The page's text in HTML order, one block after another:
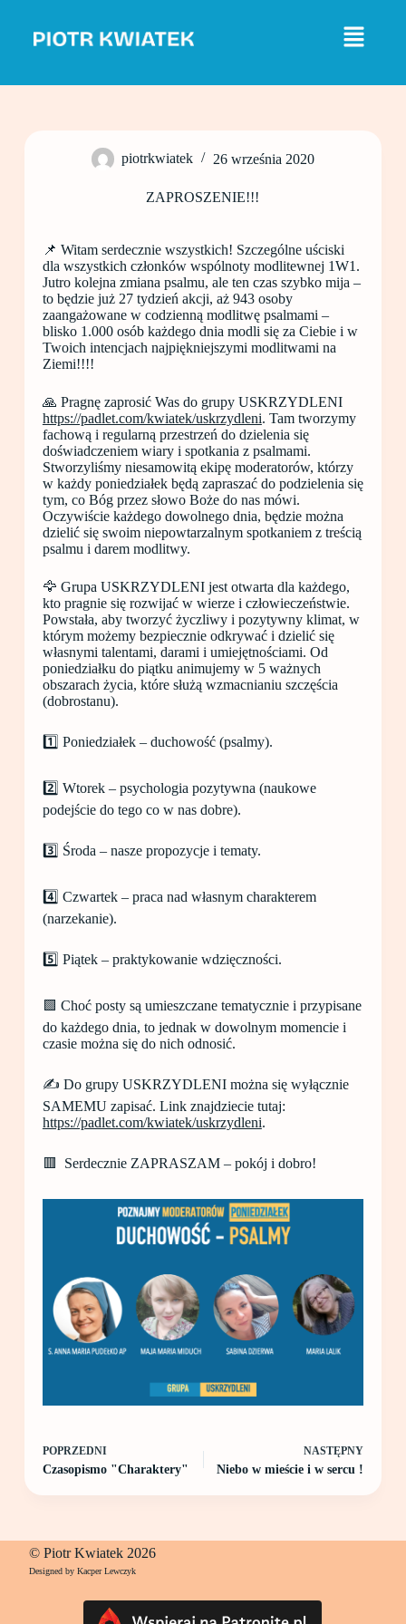
j
piotrkwiatek 26 września 2020
ZAPROSZENIE!!!
📌 Witam serdecznie wszystkich! Szczególne uściski
dla wszystkich członków wspólnoty modlitewnej 1W1.
Jutro kolejna zmiana psalmu, ale ten czas szybko mija –
to będzie już 27 tydzień akcji, aż 943 osoby
zaangażowane w codzienną modlitwę psalmami –
blisko 1.000 osób każdego dnia modli się za Ciebie i w
Twoich intencjach najpiękniejszymi modlitwami na
Ziemi!!!!
🙏 Pragnę zaprosić Was do grupy USKRZYDLENI
https://padlet.com/kwiatek/uskrzydleni. Tam tworzymy
fachową i regularną przestrzeń do dzielenia się
doświadczeniem wiary i spotkania z psalmami.
Stworzyliśmy niesamowitą ekipę moderatorów, którzy
w każdy poniedziałek będą zapraszać do podzielenia się
tym, co Bóg przez słowo Boże do nas mówi.
Oczywiście każdego dowolnego dnia, będzie można
dzielić się swoim niepowtarzalnym spotkaniem z treścią
psalmu i darem modlitwy.
🦅 Grupa USKRZYDLENI jest otwarta dla każdego,
kto pragnie się rozwijać w wierze i człowieczeństwie.
Powstała, aby tworzyć życzliwy i pozytywny klimat, w
którym możemy bezpiecznie odkrywać i dzielić się
własnymi talentami, darami i umiejętnościami. Od
poniedziałku do piątku animujemy w 5 ważnych
obszarach życia, które służą wzmacnianiu szczęścia
(dobrostanu).
1️⃣ Poniedziałek – duchowość (psalmy).
2️⃣ Wtorek – psychologia pozytywna (naukowe
podejście do tego co w nas dobre).
3️⃣ Środa – nasze propozycje i tematy.
4️⃣ Czwartek – praca nad własnym charakterem
(narzekanie).
5️⃣ Piątek – praktykowanie wdzięczności.
🟩 Choć posty są umieszczane tematycznie i przypisane
do każdego dnia, to jednak w dowolnym momencie i
czasie można się do nich odnosić.
✍️ Do grupy USKRZYDLENI można się wyłącznie
SAMEMU zapisać. Link znajdziecie tutaj:
https://padlet.com/kwiatek/uskrzydleni.
🟥 Serdecznie ZAPRASZAM – pokój i dobro!
POPRZEDNI
Czasopismo "Charaktery"
NASTĘPNY
Niebo w mieście i w sercu !
© Piotr Kwiatek 2026
Designed by Kacper Lewczyk